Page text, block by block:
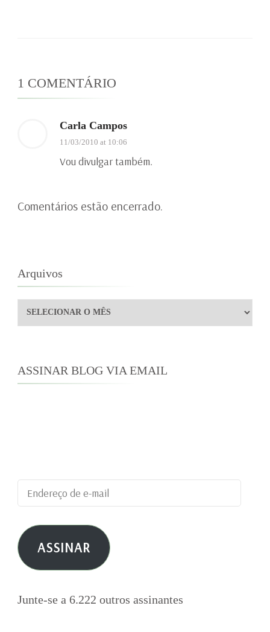
1 COMENTÁRIO
Carla Campos
11/03/2010 at 10:06
Vou divulgar também.
Comentários estão encerrado.
Arquivos
Arquivos
ASSINAR BLOG VIA EMAIL
Endereço
de
e-
mail ASSINAR
Junte-se a 6.222 outros assinantes